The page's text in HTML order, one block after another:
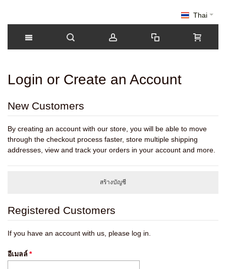
Thai
Login or Create an Account
New Customers
By creating an account with our store, you will be able to move
through the checkout process faster, store multiple shipping
addresses, view and track your orders in your account and more.
สร้างบัญชี
Registered Customers
If you have an account with us, please log in.
*
อีเมลล์